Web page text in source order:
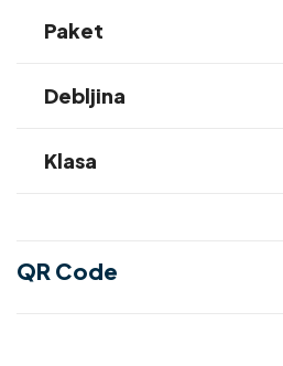
Paket
Debljina
Klasa
QR Code